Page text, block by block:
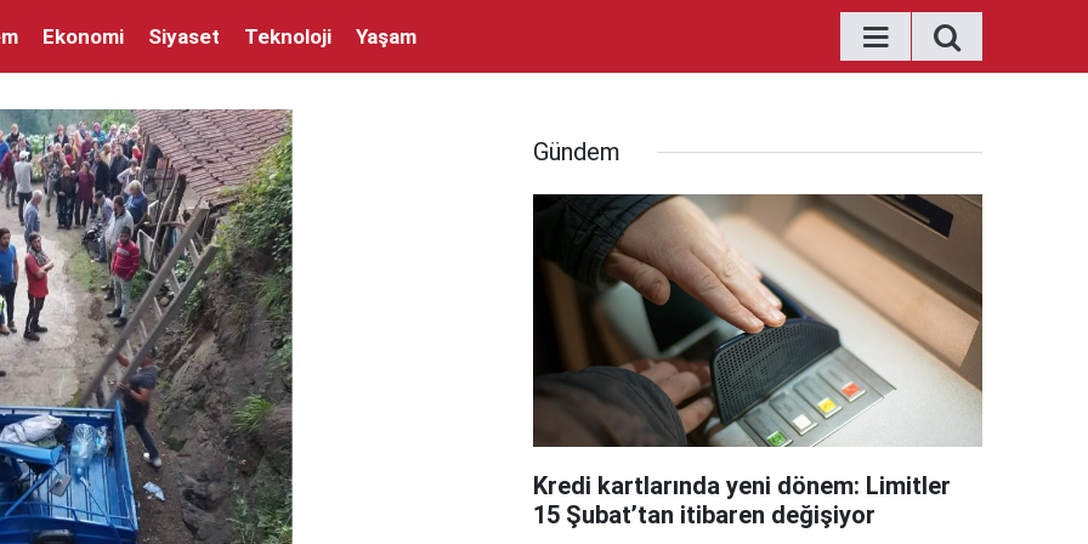
Ekonomi Siyaset Teknoloji Yaşam
Gündem
Kredi kartlarında yeni dönem: Limitler
15 Şubat’tan itibaren değişiyor